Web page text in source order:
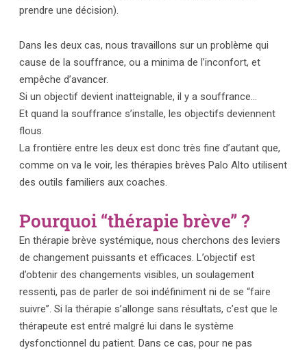
prendre une décision).
Dans les deux cas, nous travaillons sur un problème qui
cause de la souffrance, ou a minima de l’inconfort, et
empêche d’avancer.
Si un objectif devient inatteignable, il y a souffrance…
Et quand la souffrance s’installe, les objectifs deviennent
flous.
La frontière entre les deux est donc très fine d’autant que,
comme on va le voir, les thérapies brèves Palo Alto utilisent
des outils familiers aux coaches.
Pourquoi “thérapie brève” ?
En thérapie brève systémique, nous cherchons des leviers
de changement puissants et efficaces. L’objectif est
d’obtenir des changements visibles, un soulagement
ressenti, pas de parler de soi indéfiniment ni de se “faire
suivre”. Si la thérapie s’allonge sans résultats, c’est que le
thérapeute est entré malgré lui dans le système
dysfonctionnel du patient. Dans ce cas, pour ne pas